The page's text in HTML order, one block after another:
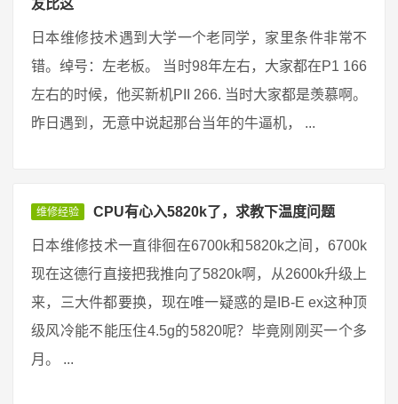
友比这
日本维修技术遇到大学一个老同学，家里条件非常不
错。绰号：左老板。 当时98年左右，大家都在P1 166
左右的时候，他买新机PII 266. 当时大家都是羡慕啊。
昨日遇到，无意中说起那台当年的牛逼机， ...
维修经验 CPU有心入5820k了，求教下温度问题
日本维修技术一直徘徊在6700k和5820k之间，6700k
现在这德行直接把我推向了5820k啊，从2600k升级上
来，三大件都要换，现在唯一疑惑的是IB-E ex这种顶
级风冷能不能压住4.5g的5820呢？毕竟刚刚买一个多
月。 ...